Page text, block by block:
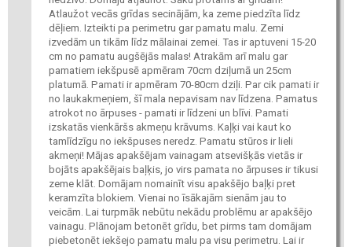
Atlaužot vecās grīdas secinājām, ka zeme piedzīta līdz
dēļiem. Izteikti pa perimetru gar pamatu malu. Zemi
izvedām un tikām līdz mālainai zemei. Tas ir aptuveni 15-20
cm no pamatu augšējās malas! Atrakām arī malu gar
pamatiem iekšpusē apmēram 70cm dziļumā un 25cm
platumā. Pamati ir apmēram 70-80cm dziļi. Par cik pamati ir
no laukakmeņiem, šī mala nepavisam nav līdzena. Pamatus
atrokot no ārpuses - pamati ir līdzeni un blīvi. Pamati
izskatās vienkāršs akmeņu krāvums. Kaļķi vai kaut ko
tamlīdzīgu no iekšpuses neredz. Pamatu stūros ir lieli
akmeņi! Mājas apakšējam vainagam atsevišķās vietās ir
bojāts apakšējais baļķis, jo virs pamata no ārpuses ir tikusi
zeme klāt. Domājam nomainīt visu apakšējo baļķi pret
keramzīta blokiem. Vienai no īsākajām sienām jau to
veicām. Lai turpmāk nebūtu nekādu problēmu ar apakšējo
vainagu. Plānojam betonēt grīdu, bet pirms tam domājam
piebetonēt iekšejo pamatu malu pa visu perimetru. Lai ir